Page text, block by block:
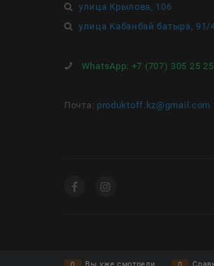
улица Крылова, 106
улица Кабанбай батыра, 91/
WhatsApp: +7 (707) 305 25 25
Почта: produktoff.kz@gmail.com